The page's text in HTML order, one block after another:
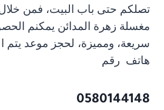
تصلكم حتى باب البيت، فمن
مغسلة زهرة المدائن يمكنم
سريعة، ومميزة، لحجز موعد يتم
هاتف رقم
0580144148